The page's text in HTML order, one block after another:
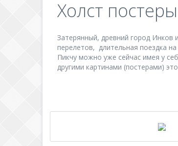
Холст
Затерянный, древний город Инков
перелетов, длительная поездка
Пикчу можно уже сейчас имея у
другими картинами (постерами)